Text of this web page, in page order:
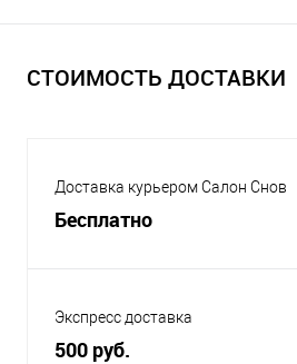
СТОИМОСТЬ ДОСТАВКИ
Доставка курьером Салон Снов
Бесплатно
Экспресс доставка
500 руб.